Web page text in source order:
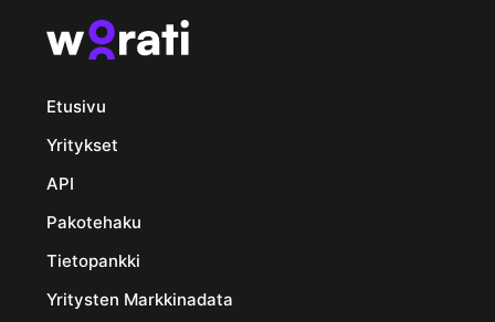
Etusivu
Yritykset
API
Pakotehaku
Tietopankki
Yritysten Markkinadata